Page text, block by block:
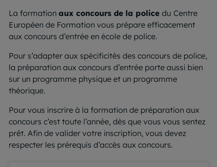
La formation aux concours de la police du Centre
Européen de Formation vous prépare efficacement
aux concours d’entrée en école de police.
Pour s’adapter aux spécificités des concours de police,
la préparation aux concours d’entrée porte aussi bien
sur un programme physique et un programme
théorique.
Pour vous inscrire à la formation de préparation aux
concours c’est toute l’année, dès que vous vous sentez
prêt. Afin de valider votre inscription, vous devez
respecter les prérequis d’accès aux concours.